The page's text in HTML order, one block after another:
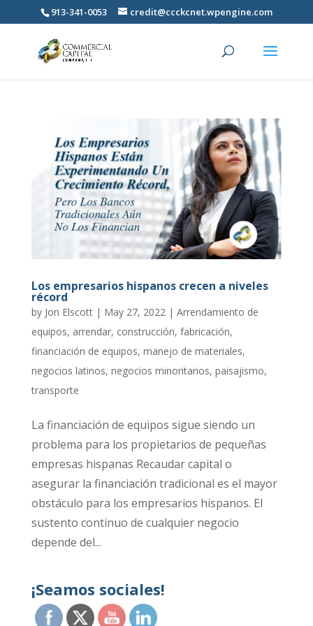
913-341-0053 credit@ccckcnet.wpengine.com
Los empresarios hispanos crecen a niveles
récord
by Jon Elscott| May 27, 2022| Arrendamiento de
equipos, arrendar, construcción, fabricación,
financiación de equipos, manejo de materiales,
negocios latinos, negocios minoritarios, paisajismo,
transporte
La financiación de equipos sigue siendo un
problema para los propietarios de pequeñas
empresas hispanas Recaudar capital o
asegurar la financiación tradicional es el mayor
obstáculo para los empresarios hispanos. El
sustento continuo de cualquier negocio
depende del...
¡Seamos sociales!